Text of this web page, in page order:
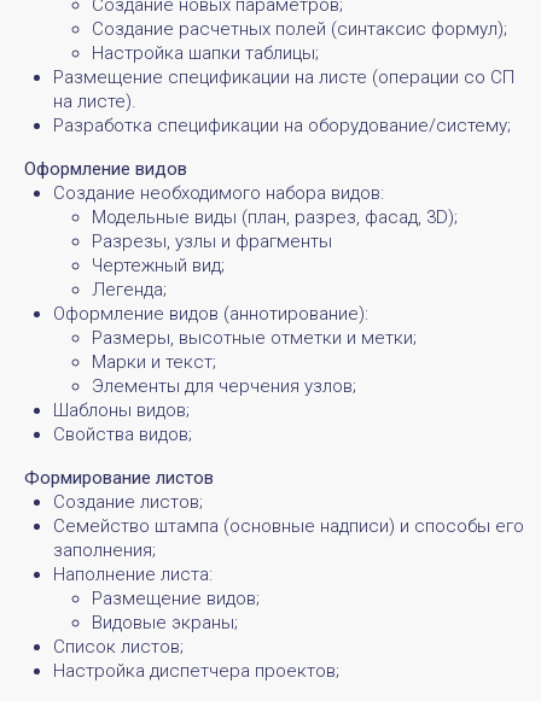
Создание расчетных полей (синтаксис формул);
Настройка шапки таблицы;
Размещение спецификации на листе (операции со СП
на листе).
Разработка спецификации на оборудование/систему;
Оформление видов
Создание необходимого набора видов:
Модельные виды (план, разрез, фасад, 3D);
Разрезы, узлы и фрагменты
Чертежный вид;
Легенда;
Оформление видов (аннотирование):
Размеры, высотные отметки и метки;
Марки и текст;
Элементы для черчения узлов;
Шаблоны видов;
Свойства видов;
Формирование листов
Создание листов;
Семейство штампа (основные надписи) и способы его
заполнения;
Наполнение листа:
Размещение видов;
Видовые экраны;
Список листов;
Настройка диспетчера проектов;